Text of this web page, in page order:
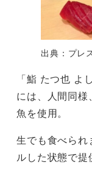
出典：プレ
「鮨 たつ也 よ
には、人間同
魚を使用。
生でも食べられ
ルした状態で提